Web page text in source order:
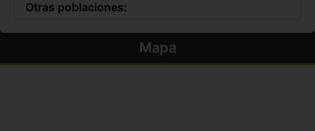
Otras poblaciones:
Mapa